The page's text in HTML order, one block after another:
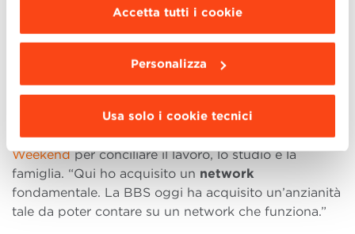
scegliere le funzionalità, le terze parti e i cookie
Accetta tutti i cookie
Personalizza
Usa solo i cookie tecnici
esperienze molto diverse per Francesco. “Ho
abituato arrivando da ingegneria. Ricordo con
piacere il rispetto reverenziale nei confronti dei
professori del MBA, sono stati dei veri e propri
Francesco ha scelto, nel 2004, l’MBA Part-time
Weekendper conciliare il lavoro, lo studio e la
famiglia. “Qui ho acquisito un network
fondamentale. La BBS oggi ha acquisito un’anzianità
tale da poter contare su un network che funziona.”